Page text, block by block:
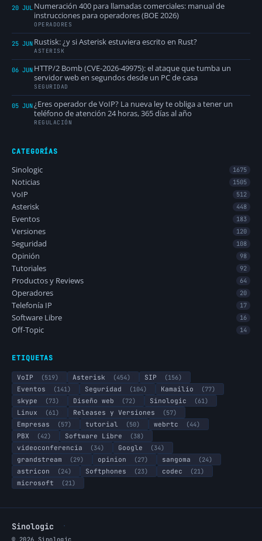
20 JUL Numeración 400 para llamadas comerciales: manual de
instrucciones para operadores (BOE 2026)
OPERADORES
25 JUN Rustisk: ¿y si Asterisk estuviera escrito en Rust?
ASTERISK
06 JUN HTTP/2 Bomb (CVE-2026-49975): el ataque que tumba un
servidor web en segundos desde un PC de casa
SEGURIDAD
05 JUN¿Eres operador de VoIP? La nueva ley te obliga a tener un
teléfono de atención 24 horas, 365 días al año
REGULACIÓN
CATEGORÍAS
Sinologic 1675
Noticias 1505
VoIP 512
Asterisk 448
Eventos 183
Versiones 120
Seguridad 108
Opinión 98
Tutoriales 92
Productos y Reviews 64
Operadores 20
Telefonía IP 17
Software Libre 16
Off-Topic 14
ETIQUETAS
VoIP (519) Asterisk (454) SIP
(156)
Eventos
(141) Seguridad (104) Kamailio
(77)
skype
(73) Diseño web (72) Sinologic
(61)
Linux
(61) Releases y Versiones
(57)
Empresas
(57) tutorial (50) webrtc
(44)
PBX
(42) Software Libre
(38)
videoconferencia
(34) Google
(34)
grandstream
(29) opinion (27) sangoma
(24)
astricon
(24) Softphones (23) codec
(21)
microsoft
(21)
Sinologic ·
© 2026 Sinologic